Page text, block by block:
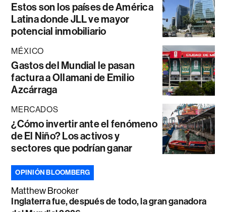
Estos son los países de América
Latina donde JLL ve mayor
potencial inmobiliario
MÉXICO
Gastos del Mundial le pasan
factura a Ollamani de Emilio
Azcárraga
MERCADOS
¿Cómo invertir ante el fenómeno
de El Niño? Los activos y
sectores que podrían ganar
OPINIÓN BLOOMBERG
Matthew Brooker
Inglaterra fue, después de todo, la gran ganadora